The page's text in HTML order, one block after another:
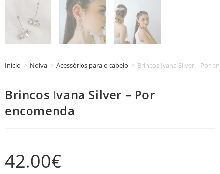
Início > Noiva > Acessórios para o cabelo > Brincos Ivana Silver – Por
Brincos Ivana Silver – Por
encomenda
42.00€